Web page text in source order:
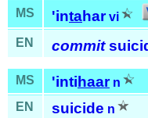
MS 'intahar vi
EN commit
MS 'intihaar n
EN suicide n